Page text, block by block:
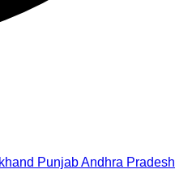
PunjabAndhra Pradesh